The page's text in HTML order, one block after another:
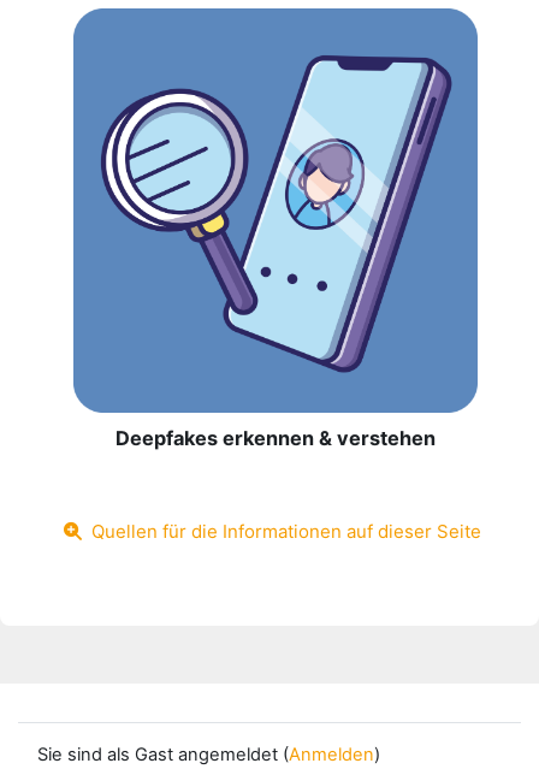
Deepfakes erkennen & verstehen
Quellen für die Informationen auf dieser Seite
Sie sind als Gast angemeldet (Anmelden)